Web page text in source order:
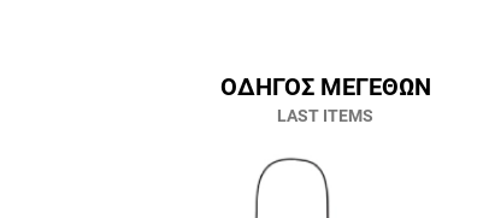
ΟΔΗΓΟΣ ΜΕΓΕΘΩΝ
LAST ITEMS